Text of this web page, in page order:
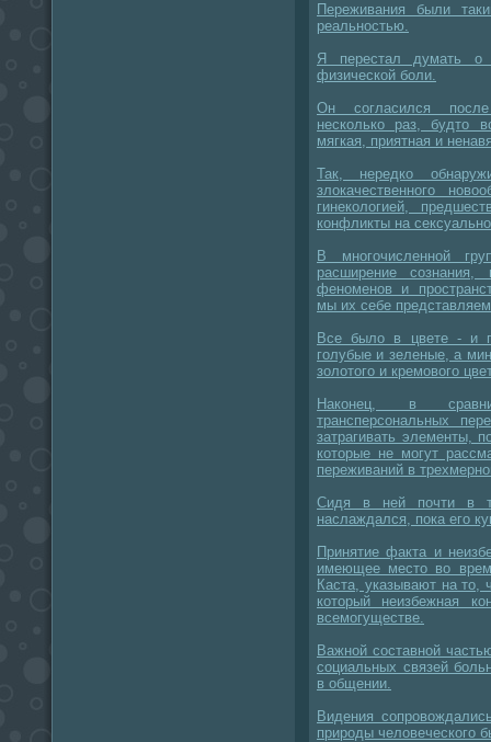
Переживания были
реальностью.
Я перестал думать о
физической боли.
Он согласился
несколько раз, будто
мягкая, приятная и
Так, нередко
злокачественного
гинекологией,
конфликты на
В многочисленной
расширение
феноменов и
мы их себе
Все было в цвете - и
голубые и зеленые, а
золотого и кремового
Наконец, в
трансперсональных
затрагивать элементы,
которые не могут
переживаний в
Сидя в ней почти в
наслаждался, пока его
Принятие факта и
имеющее место во
Каста, указывают на то,
который неизбежная
всемогуществе.
Важной составной
социальных связей
в общении.
Видения
природы человеческого